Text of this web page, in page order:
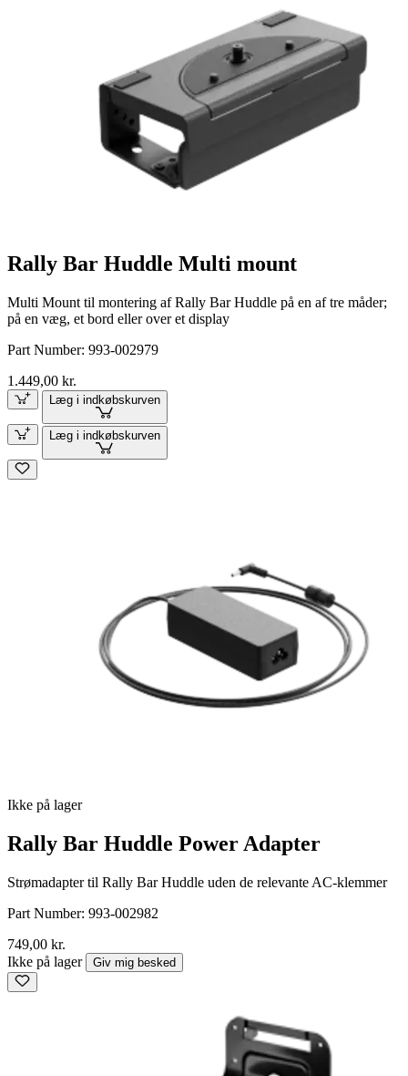
Rally Bar Huddle Multi mount
Multi Mount til montering af Rally Bar Huddle på en af tre måder;
på en væg, et bord eller over et display
Part Number: 993-002979
1.449,00 kr.
Læg i indkøbskurven
Læg i indkøbskurven
Ikke på lager
Rally Bar Huddle Power Adapter
Strømadapter til Rally Bar Huddle uden de relevante AC-klemmer
Part Number: 993-002982
749,00 kr.
Ikke på lager
Giv mig besked